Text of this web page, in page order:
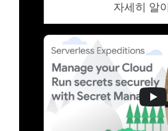
자세히 알